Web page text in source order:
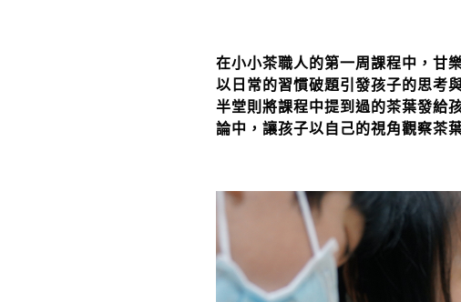
在小小茶職人的第一周課程中，甘
以日常的習慣破題引發孩子的思考
半堂則將課程中提到過的茶葉發給
論中，讓孩子以自己的視角觀察茶